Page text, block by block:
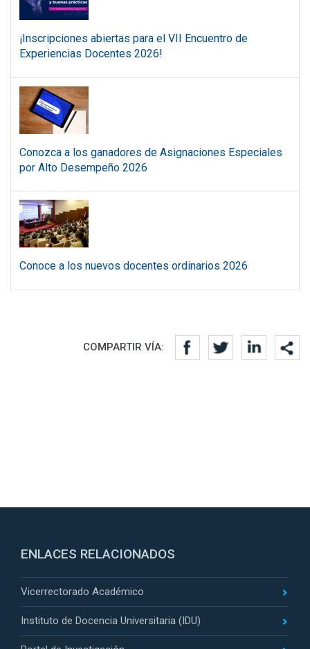
¡Inscripciones abiertas para el VII Encuentro de
Experiencias Docentes 2026!
Conozca a los ganadores de Asignaciones Especiales
por Alto Desempeño 2026
Conoce a los nuevos docentes ordinarios 2026
Redes sociales
COMPARTIR VÍA:
ENLACES RELACIONADOS
Vicerrectorado Académico
Instituto de Docencia Universitaria (IDU)